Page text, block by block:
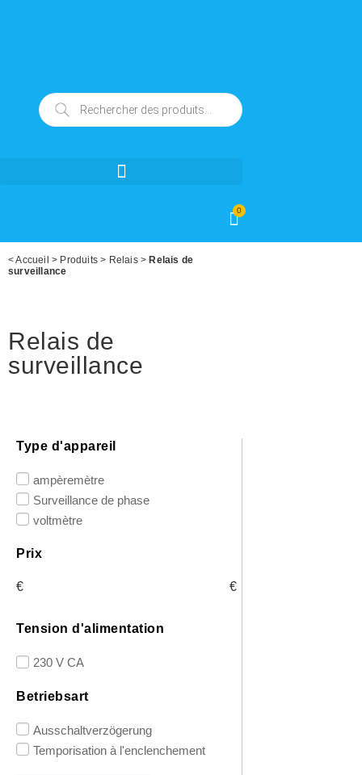
0
<Accueil > Produits > Relais> Relais de
surveillance
Relais de
surveillance
Type d'appareil
ampèremètre
Surveillance de phase
voltmètre
Prix
€ €
Tension d'alimentation
230 V CA
Betriebsart
Ausschaltverzögerung
Temporisation à l'enclenchement